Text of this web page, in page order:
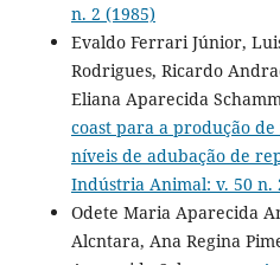
n. 2 (1985)
Evaldo Ferrari Júnior,
Rodrigues, Ricardo
Eliana Aparecida
coast para a produção
níveis de adubação de
Indústria Animal: v. 50 n.
Odete Maria Aparecida
Alcntara, Ana Regina